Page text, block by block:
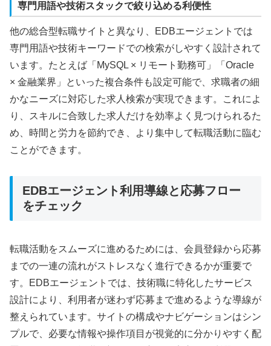
専門用語や技術スタックで絞り込める利便性
他の総合型転職サイトと異なり、EDBエージェントでは
専門用語や技術キーワードでの検索がしやすく設計されて
います。たとえば「MySQL × リモート勤務可」「Oracle
× 金融業界」といった複合条件も設定可能で、求職者の細
かなニーズに対応した求人検索が実現できます。これによ
り、スキルに合致した求人だけを効率よく見つけられるた
め、時間と労力を節約でき、より集中して転職活動に臨む
ことができます。
EDBエージェント利用導線と応募フロー
をチェック
転職活動をスムーズに進めるためには、会員登録から応募
までの一連の流れがストレスなく進行できるかが重要で
す。EDBエージェントでは、技術職に特化したサービス
設計により、利用者が迷わず応募まで進めるような導線が
整えられています。サイトの構成やナビゲーションはシン
プルで、必要な情報や操作項目が視覚的に分かりやすく配